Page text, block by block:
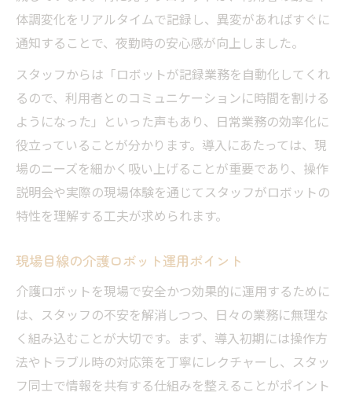
体調変化をリアルタイムで記録し、異変があればすぐに
通知することで、夜勤時の安心感が向上しました。
スタッフからは「ロボットが記録業務を自動化してくれ
るので、利用者とのコミュニケーションに時間を割ける
ようになった」といった声もあり、日常業務の効率化に
役立っていることが分かります。導入にあたっては、現
場のニーズを細かく吸い上げることが重要であり、操作
説明会や実際の現場体験を通じてスタッフがロボットの
特性を理解する工夫が求められます。
現場目線の介護ロボット運用ポイント
介護ロボットを現場で安全かつ効果的に運用するために
は、スタッフの不安を解消しつつ、日々の業務に無理な
く組み込むことが大切です。まず、導入初期には操作方
法やトラブル時の対応策を丁寧にレクチャーし、スタッ
フ同士で情報を共有する仕組みを整えることがポイント